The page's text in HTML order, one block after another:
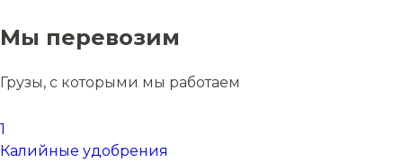
Мы перевозим
Грузы, с которыми мы работаем
1
Калийные удобрения